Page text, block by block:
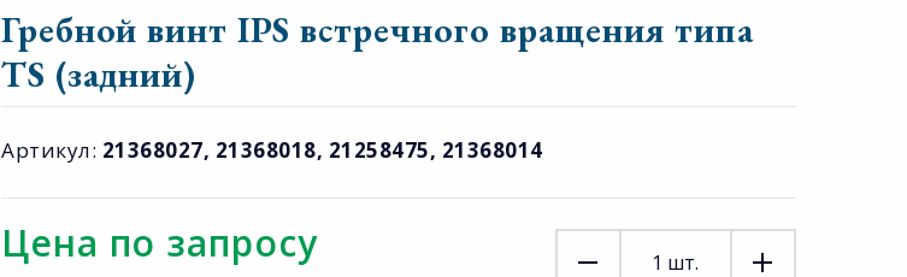
Гребной винт IPS встречного вращения типа
TS (задний)
Артикул: 21368027, 21368018, 21258475, 21368014
Цена по запросу 1 шт.